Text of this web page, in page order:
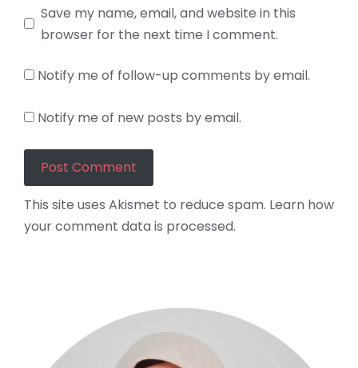
Save my name, email, and website in this
browser for the next time I comment.
Notify me of follow-up comments by email.
Notify me of new posts by email.
This site uses Akismet to reduce spam. Learn how
your comment data is processed.